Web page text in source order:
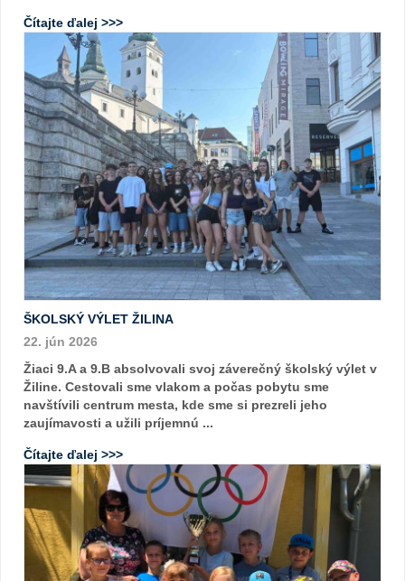
Čítajte ďalej >>>
ŠKOLSKÝ VÝLET ŽILINA
22. jún 2026
Žiaci 9.A a 9.B absolvovali svoj záverečný školský výlet v
Žiline. Cestovali sme vlakom a počas pobytu sme
navštívili centrum mesta, kde sme si prezreli jeho
zaujímavosti a užili príjemnú ...
Čítajte ďalej >>>